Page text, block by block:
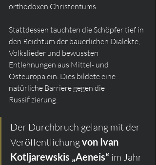
orthodoxen Christentums.
Stattdessen tauchten die Schöpfer tief in
den Reichtum der bäuerlichen Dialekte,
Volkslieder und bewussten
Entlehnungen aus Mittel- und
Osteuropa ein. Dies bildete eine
natürliche Barriere gegen die
Russifizierung.
Der Durchbruch gelang mit der
Veröffentlichung von Ivan
Kotljarewskis „Aeneis“ im Jahr